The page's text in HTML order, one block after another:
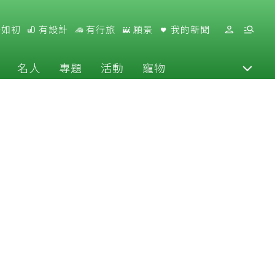
初 有設計 有行旅 願景 我的新聞
名人 專題 活動 寵物